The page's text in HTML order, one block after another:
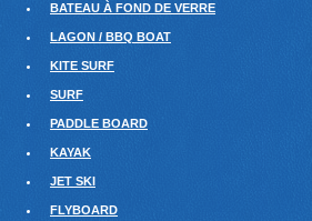
BATEAU À FOND DE VERRE
LAGON / BBQ BOAT
KITE SURF
SURF
PADDLE BOARD
KAYAK
JET SKI
FLYBOARD